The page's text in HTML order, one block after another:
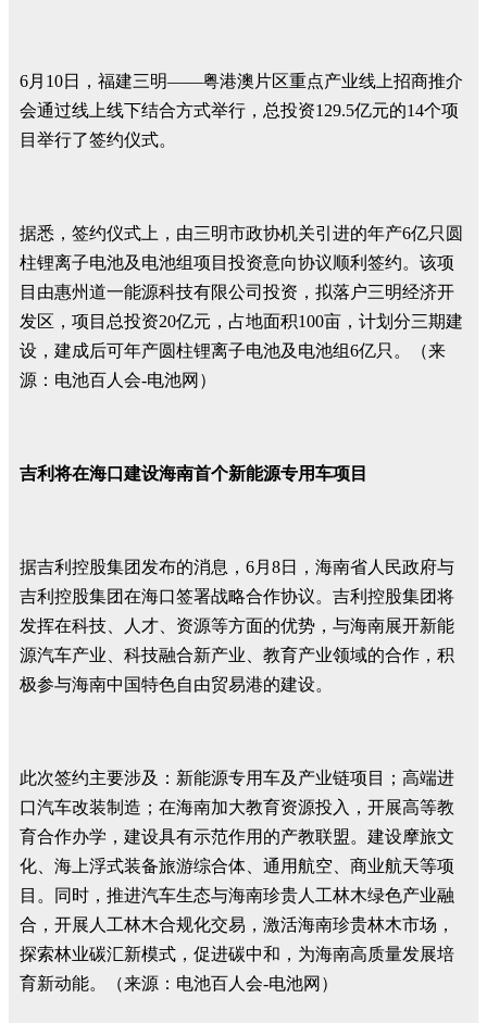
6月10日，福建三明——粤港澳片区重点产业线上招商推介
会通过线上线下结合方式举行，总投资129.5亿元的14个项
目举行了签约仪式。
据悉，签约仪式上，由三明市政协机关引进的年产6亿只圆
柱锂离子电池及电池组项目投资意向协议顺利签约。该项
目由惠州道一能源科技有限公司投资，拟落户三明经济开
发区，项目总投资20亿元，占地面积100亩，计划分三期建
设，建成后可年产圆柱锂离子电池及电池组6亿只。（来
源：电池百人会-电池网）
吉利将在海口建设海南首个新能源专用车项目
据吉利控股集团发布的消息，6月8日，海南省人民政府与
吉利控股集团在海口签署战略合作协议。吉利控股集团将
发挥在科技、人才、资源等方面的优势，与海南展开新能
源汽车产业、科技融合新产业、教育产业领域的合作，积
极参与海南中国特色自由贸易港的建设。
此次签约主要涉及：新能源专用车及产业链项目；高端进
口汽车改装制造；在海南加大教育资源投入，开展高等教
育合作办学，建设具有示范作用的产教联盟。建设摩旅文
化、海上浮式装备旅游综合体、通用航空、商业航天等项
目。同时，推进汽车生态与海南珍贵人工林木绿色产业融
合，开展人工林木合规化交易，激活海南珍贵林木市场，
探索林业碳汇新模式，促进碳中和，为海南高质量发展培
育新动能。（来源：电池百人会-电池网）